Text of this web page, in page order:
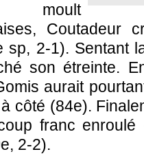
moult
Coutadeur
sp, 2-1). Sentant
son étreinte.
aurait
côté (84e).
franc
2-2).